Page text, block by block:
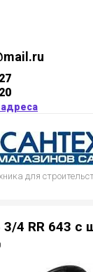
для
4 RR 643 с